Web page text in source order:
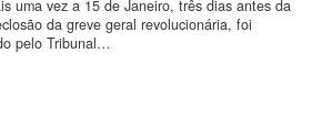
uma vez a 15 de Janeiro, três dias antes da
da greve geral revolucionária, foi
pelo Tribunal…